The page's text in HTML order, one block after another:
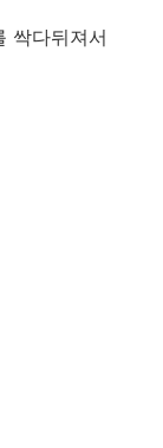
싹다뒤져서